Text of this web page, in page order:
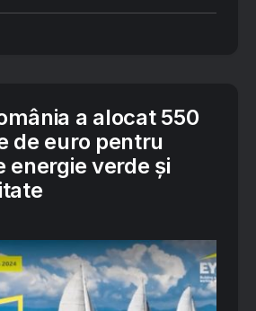
a alocat 550
de euro pentru
energie verde și